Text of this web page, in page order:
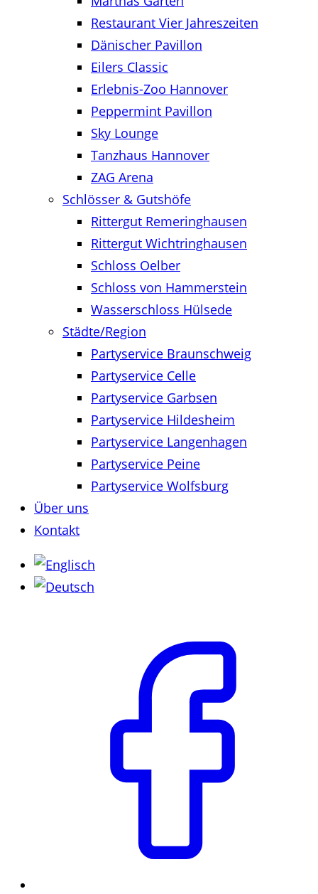
Restaurant Vier Jahreszeiten
Dänischer Pavillon
Eilers Classic
Erlebnis-Zoo Hannover
Peppermint Pavillon
Sky Lounge
Tanzhaus Hannover
ZAG Arena
Schlösser & Gutshöfe
Rittergut Remeringhausen
Rittergut Wichtringhausen
Schloss Oelber
Schloss von Hammerstein
Wasserschloss Hülsede
Städte/Region
Partyservice Braunschweig
Partyservice Celle
Partyservice Garbsen
Partyservice Hildesheim
Partyservice Langenhagen
Partyservice Peine
Partyservice Wolfsburg
Über uns
Kontakt